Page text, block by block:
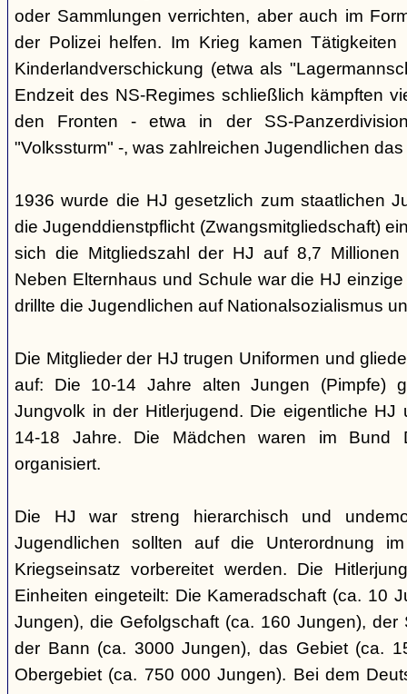
oder Sammlungen verrichten, aber auch im
der Polizei helfen. Im Krieg kamen
Kinderlandverschickung (etwa als
Endzeit des NS-Regimes schließlich kämpften
den Fronten - etwa in der SS-
"Volkssturm" -, was zahlreichen Jugendlichen
1936 wurde die HJ gesetzlich zum staatlichen
die Jugenddienstpflicht (Zwangsmitgliedschaft)
sich die Mitgliedszahl der HJ auf 8,7 Millionen
Neben Elternhaus und Schule war die HJ
drillte die Jugendlichen auf Nationalsozialismus
Die Mitglieder der HJ trugen Uniformen und
auf: Die 10-14 Jahre alten Jungen (Pimpfe)
Jungvolk in der Hitlerjugend. Die eigentliche HJ
14-18 Jahre. Die Mädchen waren im Bund
organisiert.
Die HJ war streng hierarchisch und
Jugendlichen sollten auf die Unterordnung
Kriegseinsatz vorbereitet werden. Die
Einheiten eingeteilt: Die Kameradschaft (ca. 10
Jungen), die Gefolgschaft (ca. 160 Jungen), der
der Bann (ca. 3000 Jungen), das Gebiet (ca.
Obergebiet (ca. 750 000 Jungen). Bei dem